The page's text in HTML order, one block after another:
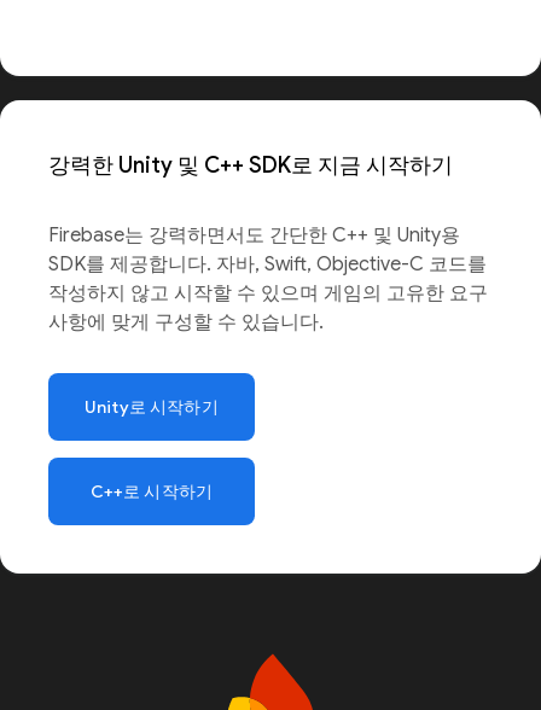
강력한 Unity 및 C++ SDK로 지금 시작하기
Firebase는 강력하면서도 간단한 C++ 및 Unity용
SDK를 제공합니다. 자바, Swift, Objective-C 코드를
작성하지 않고 시작할 수 있으며 게임의 고유한 요구
사항에 맞게 구성할 수 있습니다.
Unity로 시작하기
C++로 시작하기